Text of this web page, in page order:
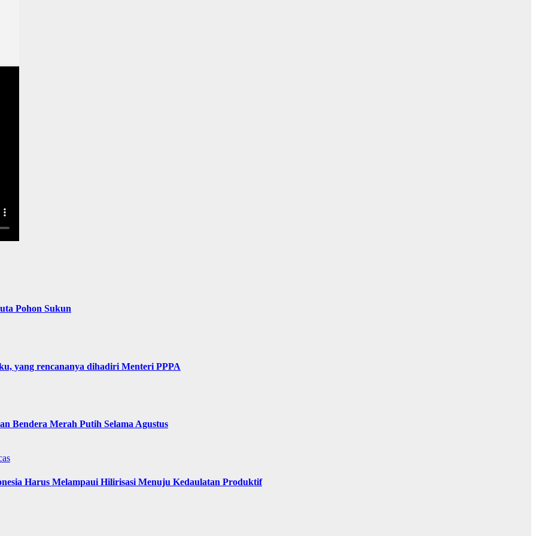
Pohon Sukun
yang rencananya dihadiri Menteri PPPA
Bendera Merah Putih Selama Agustus
Harus Melampaui Hilirisasi Menuju Kedaulatan Produktif